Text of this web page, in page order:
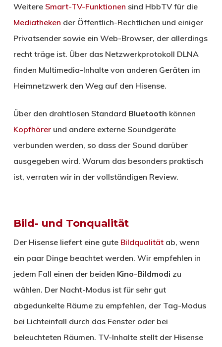
Weitere Smart-TV-Funktionen sind HbbTV für die
Mediatheken der Öffentlich-Rechtlichen und einiger
Privatsender sowie ein Web-Browser, der allerdings
recht träge ist. Über das Netzwerkprotokoll DLNA
finden Multimedia-Inhalte von anderen Geräten im
Heimnetzwerk den Weg auf den Hisense.
Über den drahtlosen Standard Bluetooth können
Kopfhörerund andere externe Soundgeräte
verbunden werden, so dass der Sound darüber
ausgegeben wird. Warum das besonders praktisch
ist, verraten wir in der vollständigen Review.
Bild- und Tonqualität
Der Hisense liefert eine gute Bildqualitätab, wenn
ein paar Dinge beachtet werden. Wir empfehlen in
jedem Fall einen der beiden Kino-Bildmodi zu
wählen. Der Nacht-Modus ist für sehr gut
abgedunkelte Räume zu empfehlen, der Tag-Modus
bei Lichteinfall durch das Fenster oder bei
beleuchteten Räumen. TV-Inhalte stellt der Hisense